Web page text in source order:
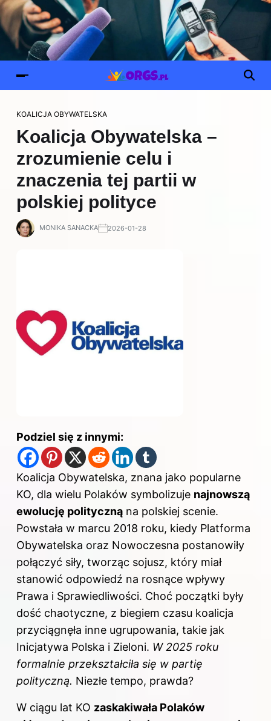
KOALICJA OBYWATELSKA
Koalicja Obywatelska –
zrozumienie celu i
znaczenia tej partii w
polskiej polityce
MONIKA SANACKA 2026-01-28
Podziel się z innymi:
Koalicja Obywatelska, znana jako popularne
KO, dla wielu Polaków symbolizuje najnowszą
ewolucję polityczną na polskiej scenie.
Powstała w marcu 2018 roku, kiedy Platforma
Obywatelska oraz Nowoczesna postanowiły
połączyć siły, tworząc sojusz, który miał
stanowić odpowiedź na rosnące wpływy
Prawa i Sprawiedliwości. Choć początki były
dość chaotyczne, z biegiem czasu koalicja
przyciągnęła inne ugrupowania, takie jak
Inicjatywa Polska i Zieloni. W 2025 roku
formalnie przekształciła się w partię
polityczną. Niezłe tempo, prawda?
W ciągu lat KO zaskakiwała Polaków